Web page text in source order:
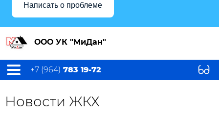
Написать о проблеме
ООО УК "МиДан"
+7 (964) 783 19-72
Новости ЖКХ